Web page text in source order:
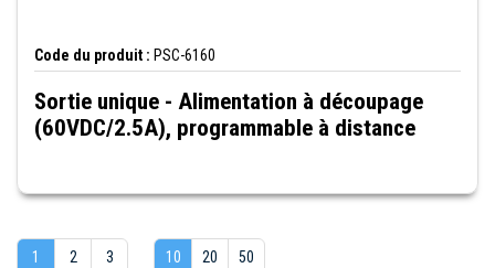
Code du produit : PSC-6160
Sortie unique - Alimentation à découpage
(60VDC/2.5A), programmable à distance
1 2 3 10 20 50